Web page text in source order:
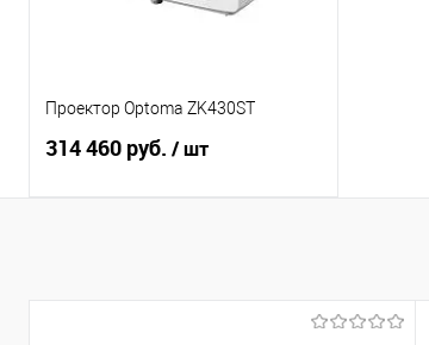
Проектор Optoma ZK430ST
314 460 руб. / шт
Купить в 1 клик
Сравнение